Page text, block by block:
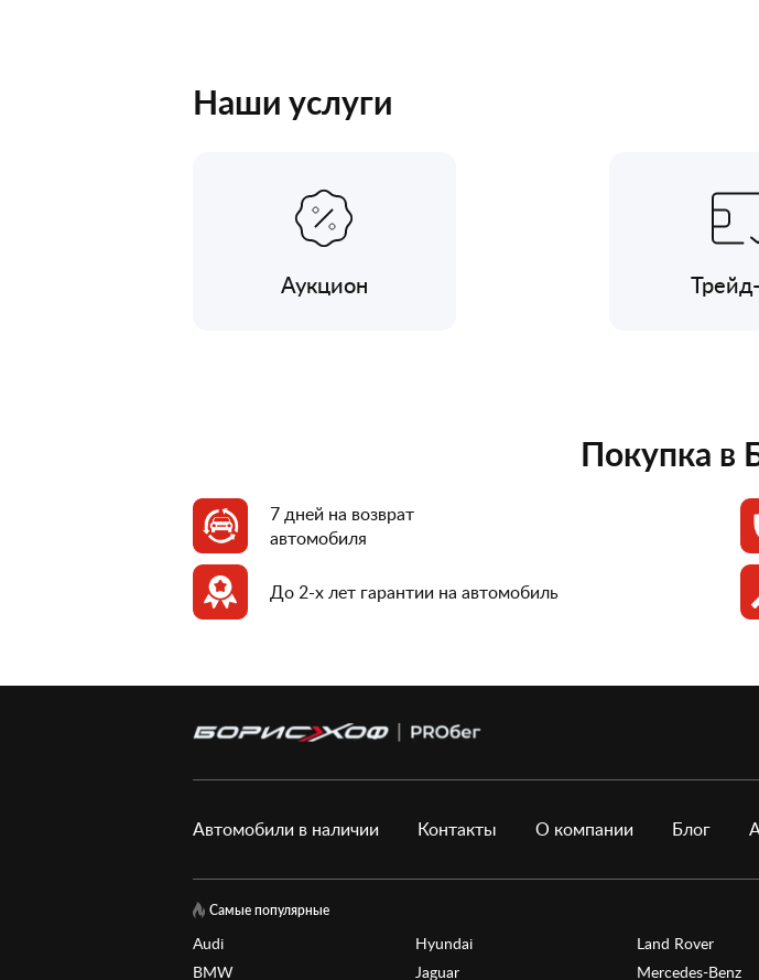
Наши услуги
Аукцион
Покупка в
7 дней на возврат
автомобиля
До 2-х лет гарантии на автомобиль
Автомобили в наличии Контакты О компании Блог
Самые популярные
Audi
BMW
Hyundai
Jaguar
Land Rover
Mercedes-Benz